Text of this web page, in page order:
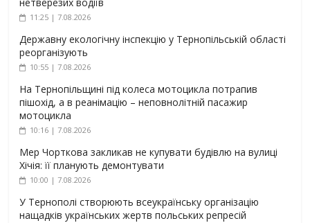
11:25 | 7.08.2026
Державну екологічну інспекцію у Тернопільській області
реорганізують
10:55 | 7.08.2026
На Тернопільщині під колеса мотоцикла потрапив
пішохід, а в реанімацію – неповнолітній пасажир
мотоцикла
10:16 | 7.08.2026
Мер Чорткова закликав не купувати будівлю на вулиці
Хічія: її планують демонтувати
10:00 | 7.08.2026
У Тернополі створюють всеукраїнську організацію
нащадків українських жертв польських репресій